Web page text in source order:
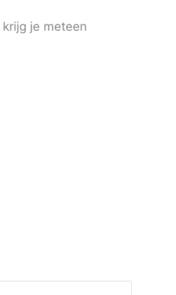
je meteen